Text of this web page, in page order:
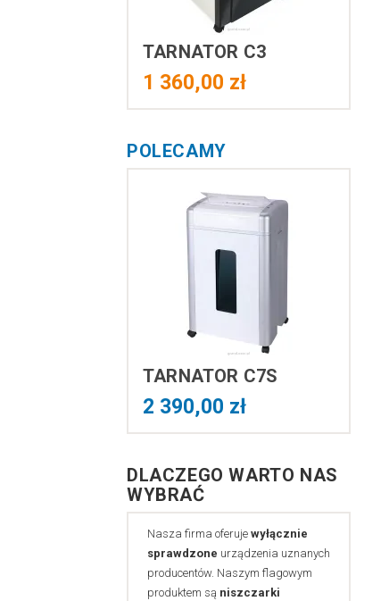
TARNATOR C3
1 360,00 zł
POLECAMY
TARNATOR C7S
2 390,00 zł
DLACZEGO WARTO NAS
WYBRAĆ
Nasza firma oferuje wyłącznie
sprawdzone urządzenia uznanych
producentów. Naszym flagowym
produktem są niszczarki